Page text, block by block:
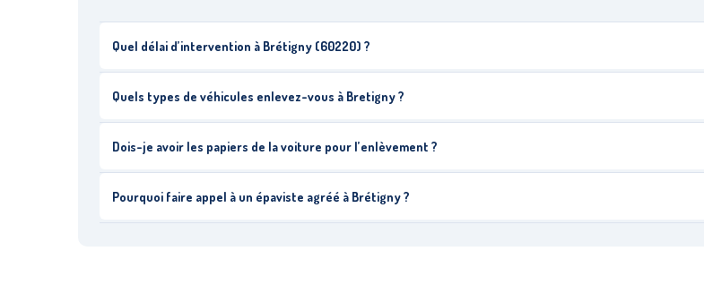
Quel délai d’intervention à Brétigny (60220) ?
Quels types de véhicules enlevez-vous à Bretigny ?
Dois-je avoir les papiers de la voiture pour l’enlèvement ?
Pourquoi faire appel à un épaviste agréé à Brétigny ?